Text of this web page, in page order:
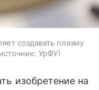
создавать плазму
источник: УрФУ
изобретение на